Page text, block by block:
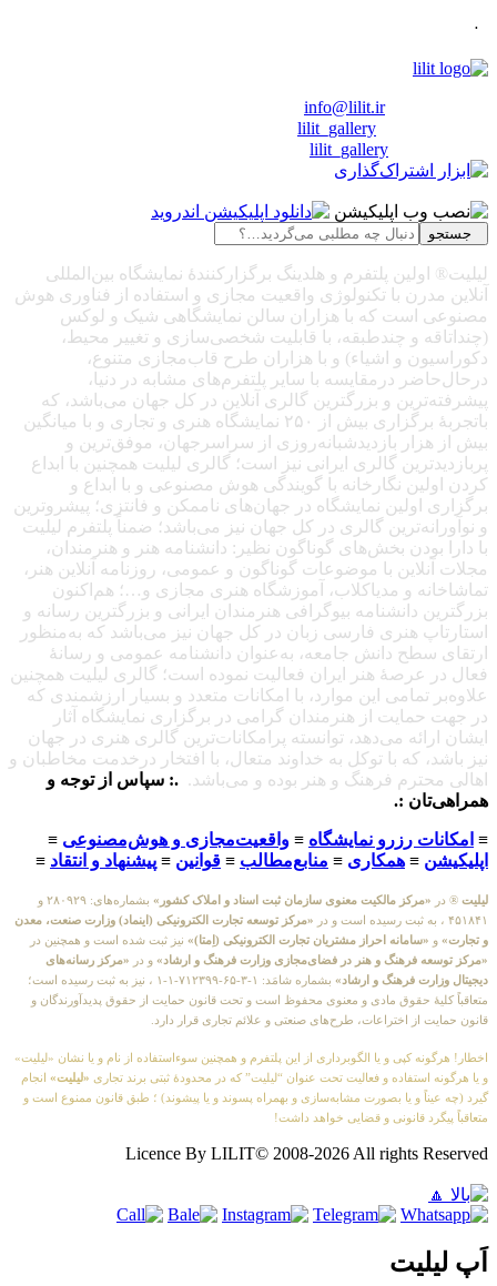
info@lilit.ir
lilit_gallery
lilit_gallery
جستجو
اولین پلتفرم و هلدینگ برگزارکنندهٔ نمایشگاه بین‌المللی
مدرن با تکنولوژی واقعیت مجازی و استفاده از فناوری هوش
است که با هزاران سالن نمایشگاهی شیک و لوکس
و چندطبقه، با قابلیت شخصی‌سازی و تغییر محیط،
و اشیاء) و با هزاران طرح قاب‌مجازی متنوع،
درمقایسه با سایر پلتفرم‌های مشابه در دنیا،
و بزرگترین گالری آنلاین در کل جهان می‌باشد، که
باتجربهٔ برگزاری بیش از ۲۵۰ نمایشگاه هنری و تجاری و با میانگین
از هزار بازدیدشبانه‌روزی از سراسرجهان، موفق‌ترین و
گالری ایرانی نیز است؛ گالری لیلیت همچنین با ابداع
اولین نگارخانه با گویندگی هوش مصنوعی و با ابداع و
اولین نمایشگاه در جهان‌های ناممکن و فانتزی؛ پیشروترین
نوآورانه‌ترین گالری در کل جهان نیز می‌باشد؛ ضمناً پلتفرم لیلیت
دارا بودن بخش‌های گوناگون نظیر: دانشنامه هنر و هنرمندان،
آنلاین با موضوعات گوناگون و عمومی، روزنامه آنلاین هنر،
و مدیاکلاب، آموزشگاه هنری مجازی و…؛ هم‌اکنون
دانشنامه بیوگرافی هنرمندان ایرانی و بزرگترین رسانه و
هنری فارسی زبان در کل جهان نیز می‌باشد که به‌منظور
سطح دانش جامعه، به‌عنوان دانشنامه عمومی و رسانهٔ
در عرصهٔ هنر ایران فعالیت نموده است؛ گالری لیلیت همچنین
تمامی این موارد، با امکانات متعدد و بسیار ارزشمندی که
جهت حمایت از هنرمندان گرامی در برگزاری نمایشگاه آثار
ارائه می‌دهد، توانسته پرامکانات‌ترین گالری هنری در جهان
باشد، که با توکل به خداوند متعال، با افتخار درخدمت مخاطبان و
محترم فرهنگ و هنر بوده و می‌باشد..: سپاس از توجه و
:.
امکانات رزرو نمایشگاه≡واقعیت‌مجازی و هوش‌مصنوعی≡
≡همکاری≡منابع‌مطالب≡قوانین≡پیشنهاد و انتقاد≡
® در«مرکز مالکیت معنوی سازمان ثبت اسناد و املاک کشور»
بشماره‌های: ۲۸۰۹۲۹ و
، به ثبت رسیده است و در
«مرکز توسعه تجارت الکترونیکی (اینماد) وزارت صنعت، معدن
تجارت»و «سامانه احراز مشتریان تجارت الکترونیکی (اِمتا)»نیز ثبت شده است و همچنین در
توسعه فرهنگ و هنر در فضای‌مجازی وزارت فرهنگ و ارشاد»و در«مرکز رسانه‌های
وزارت فرهنگ و ارشاد»
بشماره شامَد: ۱-۳-۶۵-۷۱۲۳۹۹-۱-۱ ، نیز به ثبت رسیده است؛
کلیهٔ حقوق مادی و معنوی محفوظ است و تحت قانون حمایت از حقوق پدیدآورندگان و
حمایت از اختراعات، طرح‌های صنعتی و علائم تجاری قرار دارد.
هرگونه کپی و یا الگوبرداری از این پلتفرم و همچنین سوءاستفاده از نام و یا نشان «لیلیت»
یا هرگونه استفاده و فعالیت تحت عنوان “لیلیت” که در محدودهٔ ثبتی برند تجاری«لیلیت»انجام
(چه عیناً و یا بصورت مشابه‌سازی و بهمراه پسوند و یا پیشوند) ؛ طبق قانون ممنوع است و
پیگرد قانونی و قضایی خواهد داشت!
Licence By LILIT© 2008-2026 All rights
لیلیت